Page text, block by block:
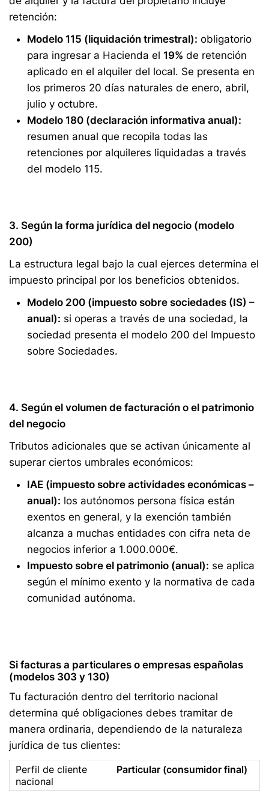
retención:
Modelo 115 (liquidación trimestral): obligatorio
para ingresar a Hacienda el 19% de retención
aplicado en el alquiler del local. Se presenta en
los primeros 20 días naturales de enero, abril,
julio y octubre.
Modelo 180 (declaración informativa anual):
resumen anual que recopila todas las
retenciones por alquileres liquidadas a través
del modelo 115.
3. Según la forma jurídica del negocio (modelo
200)
La estructura legal bajo la cual ejerces determina el
impuesto principal por los beneficios obtenidos.
Modelo 200 (impuesto sobre sociedades (IS) –
anual): si operas a través de una sociedad, la
sociedad presenta el modelo 200 del Impuesto
sobre Sociedades.
4. Según el volumen de facturación o el patrimonio
del negocio
Tributos adicionales que se activan únicamente al
superar ciertos umbrales económicos:
IAE (impuesto sobre actividades económicas –
anual): los autónomos persona física están
exentos en general, y la exención también
alcanza a muchas entidades con cifra neta de
negocios inferior a 1.000.000€.
Impuesto sobre el patrimonio (anual): se aplica
según el mínimo exento y la normativa de cada
comunidad autónoma.
Si facturas a particulares o empresas españolas
(modelos 303 y 130)
Tu facturación dentro del territorio nacional
determina qué obligaciones debes tramitar de
manera ordinaria, dependiendo de la naturaleza
jurídica de tus clientes:
Particular (consumidor final)